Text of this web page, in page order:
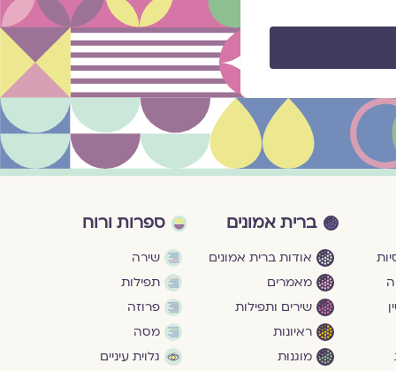
ברית אמונים
אודות ברית אמונים
מאמרים
שירים ותפילות
ראיונות
מוגנוּת
ספרות ורוח
שירה
תפילות
פרוזה
מסה
גלוית עיניים